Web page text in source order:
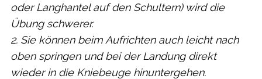
oder Langhantel auf den Schultern) wird die
Übung schwerer.
2. Sie können beim Aufrichten auch leicht nach
oben springen und bei der Landung direkt
wieder in die Kniebeuge hinuntergehen.